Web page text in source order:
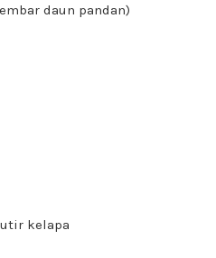
daun pandan)
kelapa